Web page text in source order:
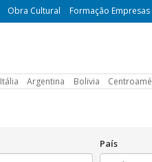
Obra Cultural Formação Empresas
Itália Argentina Bolivia
País